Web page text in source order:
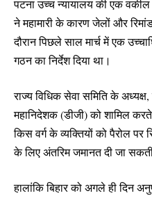
पटना उच्च न्यायालय की एक वकील
ने महामारी के कारण जेलों और
दौरान पिछले साल मार्च में एक
गठन का निर्देश दिया था।
राज्य विधिक सेवा समिति के
महानिदेशक (डीजी) को शामिल
किस वर्ग के व्यक्तियों को पैरोल पर
के लिए अंतरिम जमानत दी जा
हालांकि बिहार को अगले ही दिन